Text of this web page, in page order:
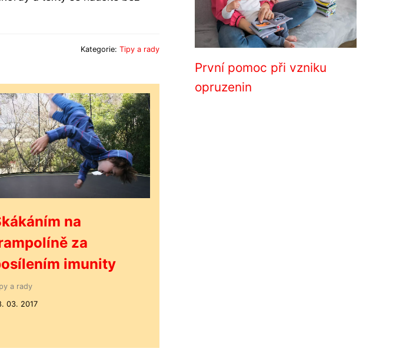
Kategorie: Tipy a rady
na
za
imunity
a rady
03. 2017
První pomoc při vzniku
opruzenin